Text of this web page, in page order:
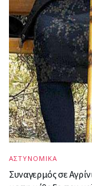
ΑΣΤΥΝΟΜΙΚΑ
Συναγερμός σε